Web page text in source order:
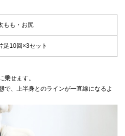
もも・お尻
足10回×3セット
乗せます。
で、上半身とのラインが一直線になるよ